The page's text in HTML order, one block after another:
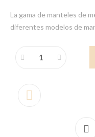
La gama de manteles de
diferentes modelos de